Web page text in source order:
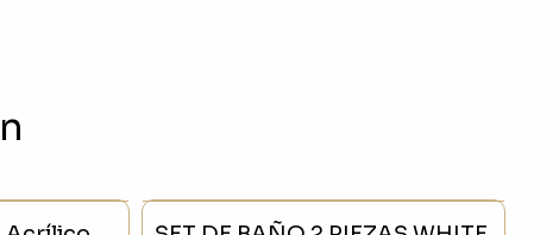
- 20 % SIN STOCK - 20 %